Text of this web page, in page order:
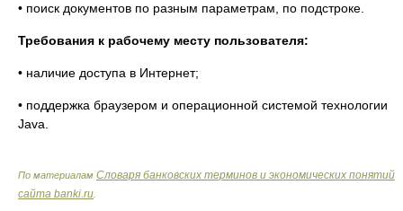
• поиск документов по разным параметрам, по подстроке.
Требования к рабочему месту пользователя:
• наличие доступа в Интернет;
• поддержка браузером и операционной системой технологии
Java.
По материалам Словаря банковских терминов и экономических понятий
сайта banki.ru